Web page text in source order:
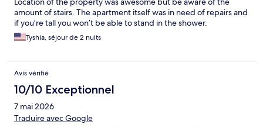
amount of stairs. The apartment itself was in need of repairs and
if you’re tall you won’t be able to stand in the shower.
Tyshia, séjour de 2 nuits
Avis vérifié
10/10 Exceptionnel
7 mai 2026
Traduire avec Google